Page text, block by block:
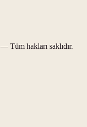
— Tüm hakları saklıdır.